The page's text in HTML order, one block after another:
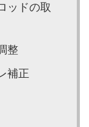
ッドの取
整
補正